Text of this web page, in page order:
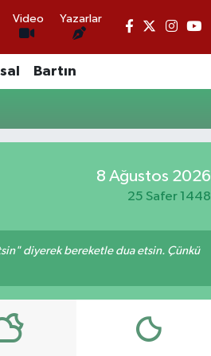
Video Yazarlar
Bartın
8 Ağustos 2026
25 Safer 1448
diyerek bereketle dua etsin. Çünkü